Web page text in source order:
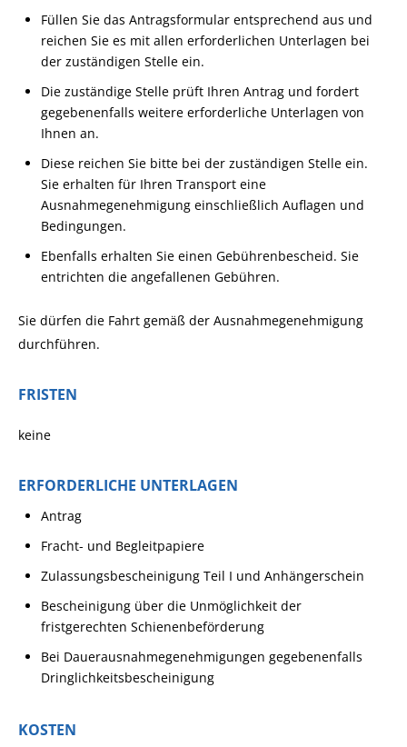
Füllen Sie das Antragsformular entsprechend aus und
reichen Sie es mit allen erforderlichen Unterlagen bei
der zuständigen Stelle ein.
Die zuständige Stelle prüft Ihren Antrag und fordert
gegebenenfalls weitere erforderliche Unterlagen von
Ihnen an.
Diese reichen Sie bitte bei der zuständigen Stelle ein.
Sie erhalten für Ihren Transport eine
Ausnahmegenehmigung einschließlich Auflagen und
Bedingungen.
Ebenfalls erhalten Sie einen Gebührenbescheid. Sie
entrichten die angefallenen Gebühren.
Sie dürfen die Fahrt gemäß der Ausnahmegenehmigung
durchführen.
FRISTEN
keine
ERFORDERLICHE UNTERLAGEN
Antrag
Fracht- und Begleitpapiere
Zulassungsbescheinigung Teil I und Anhängerschein
Bescheinigung über die Unmöglichkeit der
fristgerechten Schienenbeförderung
Bei Dauerausnahmegenehmigungen gegebenenfalls
Dringlichkeitsbescheinigung
KOSTEN